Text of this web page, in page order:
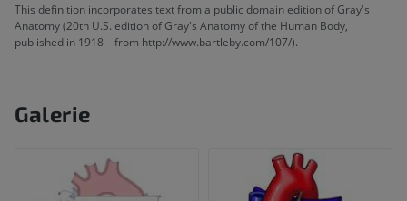
This definition incorporates text from a public domain edition of Gray's
Anatomy (20th U.S. edition of Gray's Anatomy of the Human Body,
published in 1918 – from http://www.bartleby.com/107/).
Galerie